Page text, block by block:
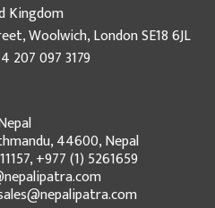
Kingdom
Woolwich, London SE18 6JL
207 097 3179
44600, Nepal
+977 (1) 5261659